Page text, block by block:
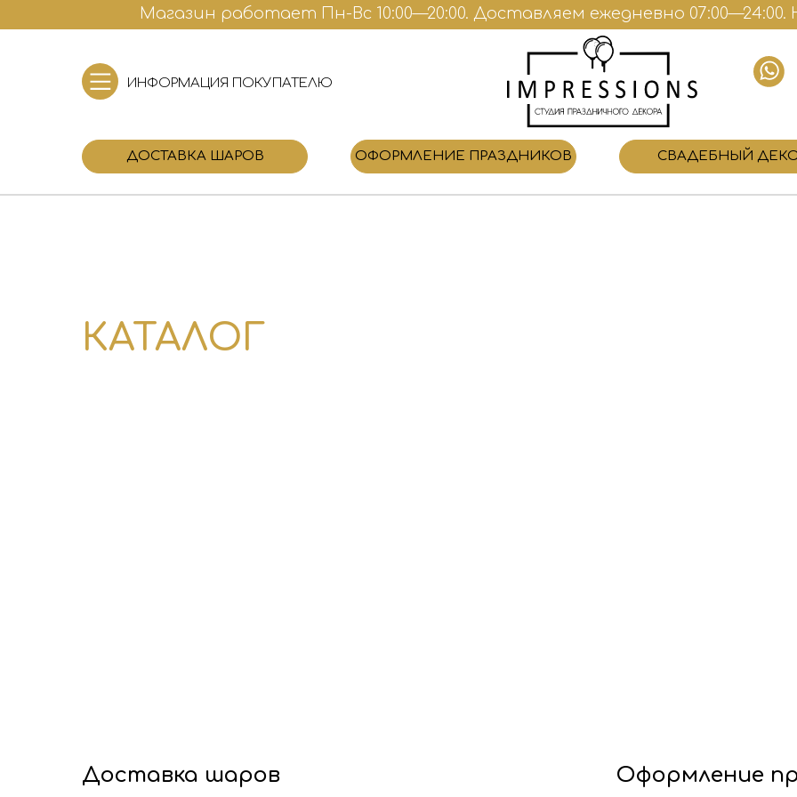
ДОСТАВКА ШАРОВ ОФОРМЛЕНИЕ ПРАЗДНИКОВ СВАДЕБНЫЙ
Магазин работает Пн-Вс 10:00—20:00. Доставляем ежедневно 07:00—24:00.
ИНФОРМАЦИЯ ПОКУПАТЕЛЮ
КАТАЛОГ
Доставка шаров Оформление